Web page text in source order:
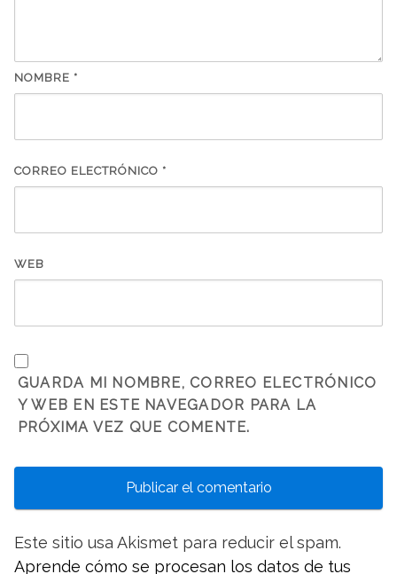
NOMBRE *
CORREO ELECTRÓNICO *
WEB
GUARDA MI NOMBRE, CORREO ELECTRÓNICO
Y WEB EN ESTE NAVEGADOR PARA LA
PRÓXIMA VEZ QUE COMENTE.
Este sitio usa Akismet para reducir el spam.
Aprende cómo se procesan los datos de tus